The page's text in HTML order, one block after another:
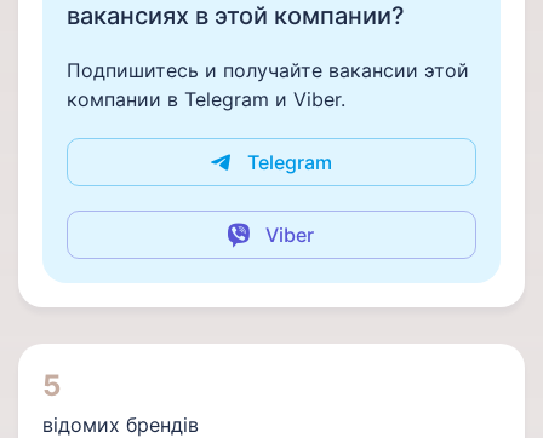
вакансиях в этой компании?
Подпишитесь и получайте вакансии этой
компании в Telegram и Viber.
Telegram
Viber
5
відомих брендів